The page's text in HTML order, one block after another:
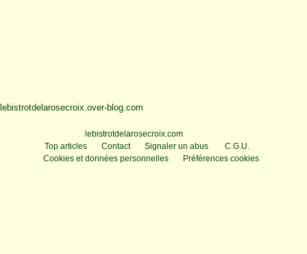
lebistrotdelarosecroix.over-blog.com
lebistrotdelarosecroix.com
Top articles
Contact Signaler un abus
C.G.U.
Cookies et données personnelles
Préférences cookies